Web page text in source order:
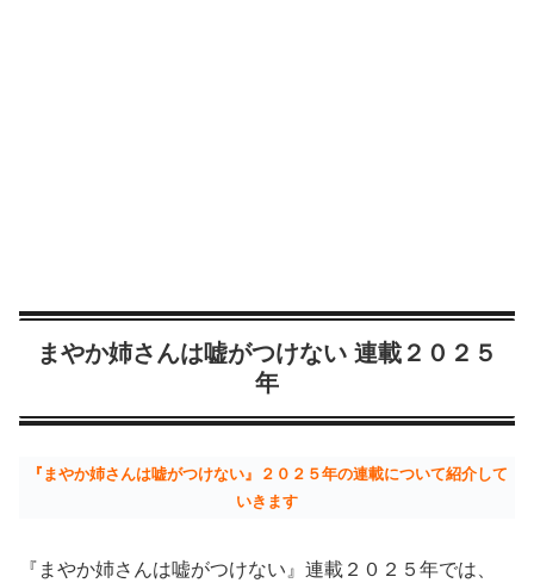
まやか姉さんは嘘がつけない 連載２０２５
年
『まやか姉さんは嘘がつけない』２０２５年の連載について紹介して
いきます
『まやか姉さんは嘘がつけない』連載２０２５年では、